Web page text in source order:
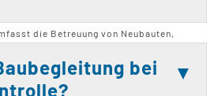
die Betreuung von Neubauten,
eine umfassende Unterstützung
von der Planung bis zur
mit Architekten und Bauplanern
bei